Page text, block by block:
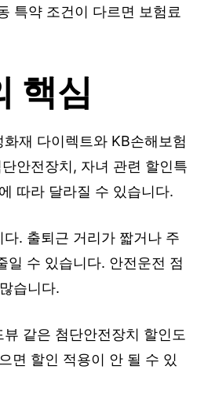
특약 조건이 다르면 보험료
핵심
재 다이렉트와 KB손해보험
안전장치, 자녀 관련 할인특
따라 달라질 수 있습니다.
. 출퇴근 거리가 짧거나 주
일 수 있습니다. 안전운전 점
습니다.
같은 첨단안전장치 할인도
면 할인 적용이 안 될 수 있